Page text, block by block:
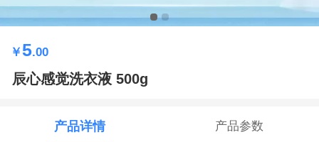
￥ 5.00
辰心感觉洗衣液 500g
产品详情 产品参数